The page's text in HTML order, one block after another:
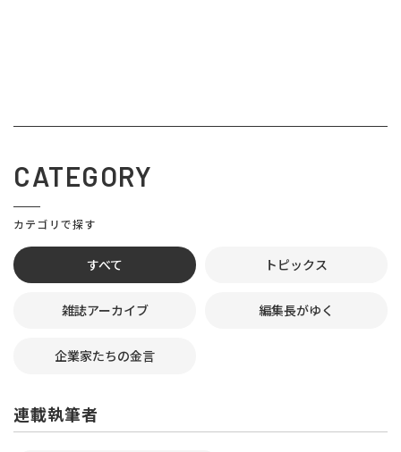
CATEGORY
カテゴリで探す
すべて トピックス
雑誌アーカイブ 編集長がゆく
企業家たちの金言
連載執筆者